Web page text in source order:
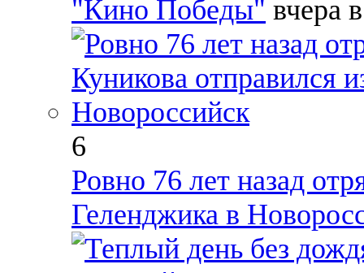
"Кино Победы" вчера
6
Ровно 76 лет назад
Геленджика в